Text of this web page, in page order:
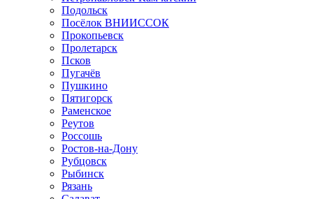
Подольск
Посёлок ВНИИССОК
Прокопьевск
Пролетарск
Псков
Пугачёв
Пушкино
Пятигорск
Раменское
Реутов
Россошь
Ростов-на-Дону
Рубцовск
Рыбинск
Рязань